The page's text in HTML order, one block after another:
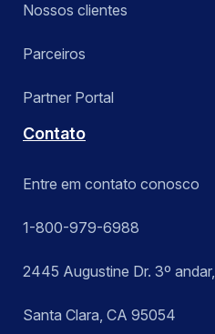
Nossos clientes
Parceiros
Partner Portal
Contato
Entre em contato conosco
1-800-979-6988
2445 Augustine Dr. 3º andar,
Santa Clara, CA 95054